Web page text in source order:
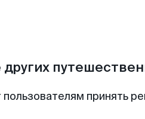
принять